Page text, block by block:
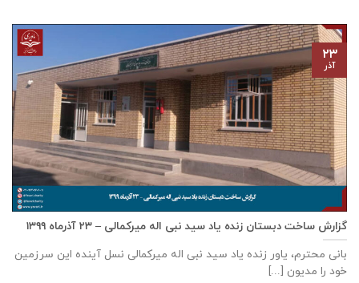
گزارش ساخت دبستان زنده ياد سيد نبی اله ميركمالی – ۲۳ آذر‌ماه ۱۳۹۹
بانی محترم، یاور زنده ياد سيد نبی اله ميركمالی نسل آینده این سرزمین
خود را مدیون [...]
۲۳
آذر